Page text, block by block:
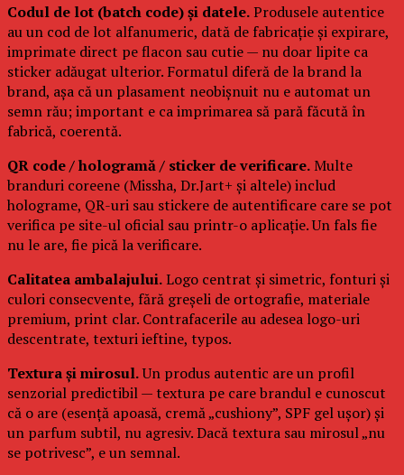
Codul de lot (batch code) și datele.Produsele autentice
au un cod de lot alfanumeric, dată de fabricație și expirare,
imprimate direct pe flacon sau cutie — nu doar lipite ca
sticker adăugat ulterior. Formatul diferă de la brand la
brand, așa că un plasament neobișnuit nu e automat un
semn rău; important e ca imprimarea să pară făcută în
fabrică, coerentă.
QR code / hologramă / sticker de verificare.Multe
branduri coreene (Missha, Dr.Jart+ și altele) includ
holograme, QR-uri sau stickere de autentificare care se pot
verifica pe site-ul oficial sau printr-o aplicație. Un fals fie
nu le are, fie pică la verificare.
Calitatea ambalajului.Logo centrat și simetric, fonturi și
culori consecvente, fără greșeli de ortografie, materiale
premium, print clar. Contrafacerile au adesea logo-uri
descentrate, texturi ieftine, typos.
Textura și mirosul.Un produs autentic are un profil
senzorial predictibil — textura pe care brandul e cunoscut
că o are (esență apoasă, cremă „cushiony”, SPF gel ușor) și
un parfum subtil, nu agresiv. Dacă textura sau mirosul „nu
se potrivesc”, e un semnal.